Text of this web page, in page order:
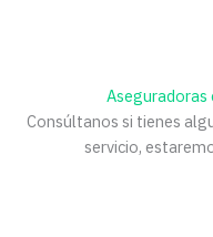
Aseguradoras
Consúltanos si tienes
servicio,